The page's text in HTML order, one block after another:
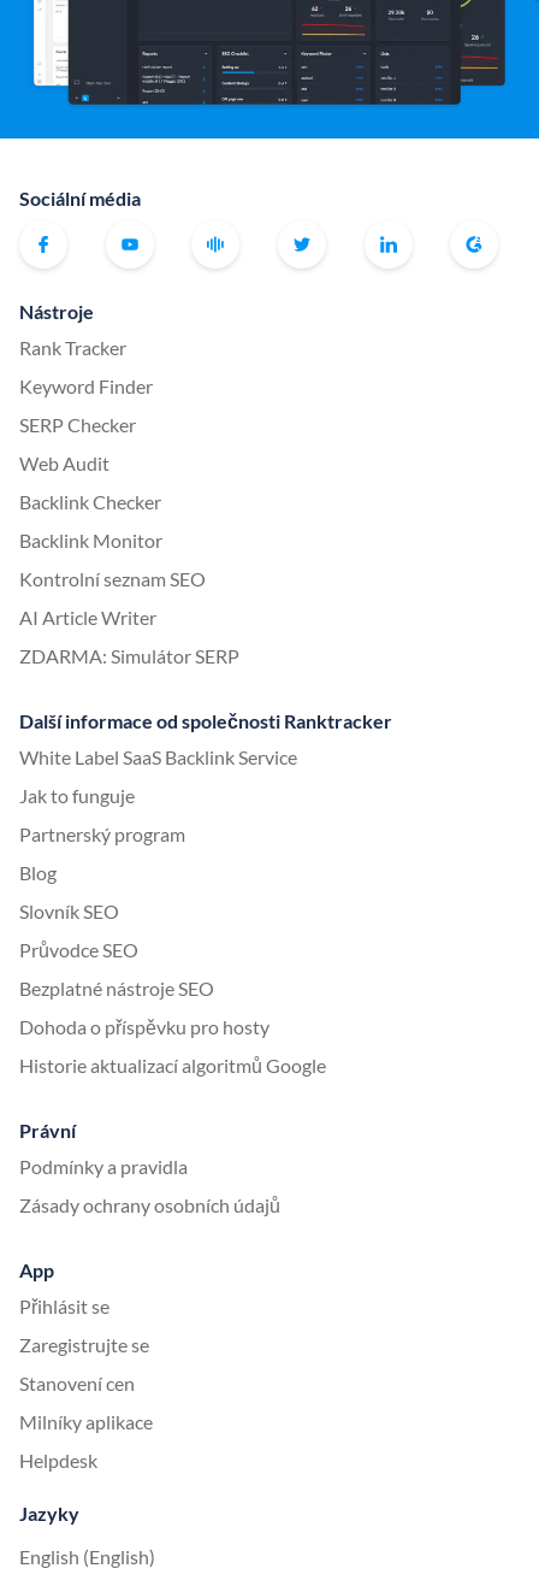
Sociální média
Nástroje
Rank Tracker
Keyword Finder
SERP Checker
Web Audit
Backlink Checker
Backlink Monitor
Kontrolní seznam SEO
AI Article Writer
ZDARMA: Simulátor SERP
Další informace od společnosti Ranktracker
White Label SaaS Backlink Service
Jak to funguje
Partnerský program
Blog
Slovník SEO
Průvodce SEO
Bezplatné nástroje SEO
Dohoda o příspěvku pro hosty
Historie aktualizací algoritmů Google
Právní
Podmínky a pravidla
Zásady ochrany osobních údajů
App
Přihlásit se
Zaregistrujte se
Stanovení cen
Milníky aplikace
Helpdesk
Jazyky
English (English)